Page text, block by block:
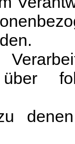
über
denen